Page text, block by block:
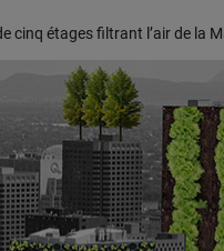
cinq étages filtrant l’air de